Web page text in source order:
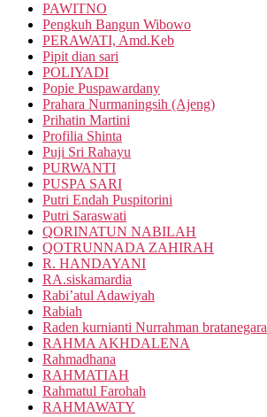
PAWITNO
Pengkuh Bangun Wibowo
PERAWATI, Amd.Keb
Pipit dian sari
POLIYADI
Popie Puspawardany
Prahara Nurmaningsih (Ajeng)
Prihatin Martini
Profilia Shinta
Puji Sri Rahayu
PURWANTI
PUSPA SARI
Putri Endah Puspitorini
Putri Saraswati
QORINATUN NABILAH
QOTRUNNADA ZAHIRAH
R. HANDAYANI
RA.siskamardia
Rabi’atul Adawiyah
Rabiah
Raden kurnianti Nurrahman bratanegara
RAHMA AKHDALENA
Rahmadhana
RAHMATIAH
Rahmatul Farohah
RAHMAWATY